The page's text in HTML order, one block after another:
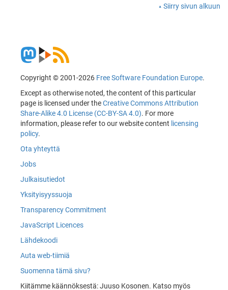
Siirry sivun alkuun
Copyright © 2001-2026 Free Software Foundation Europe.
Except as otherwise noted, the content of this particular
page is licensed under theCreative Commons Attribution
Share-Alike 4.0 License (CC-BY-SA 4.0). For more
information, please refer to our website content licensing
policy.
Ota yhteyttä
Jobs
Julkaisutiedot
Yksityisyyssuoja
Transparency Commitment
JavaScript Licences
Lähdekoodi
Auta web-tiimiä
Suomenna tämä sivu?
Kiitämme käännöksestä: Juuso Kosonen. Katso myös